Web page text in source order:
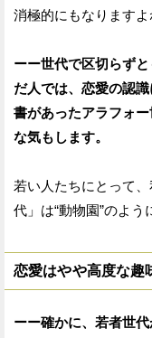
消極的にもなりますよ
ーー世代で区切らず
だ人では、恋愛の認
書があったアラフォ
な気もします。
若い人たちにとって
代」は“動物園”のよう
恋愛はやや高度な趣
ーー確かに、若者世